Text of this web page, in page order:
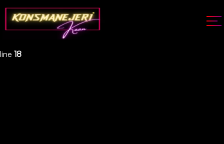
Deprecated: json_decode(): Passing null to parameter #1 ($json)
of type string is deprecated in
/home/konsmenajericom/public_html/api/kontrol/etiket.php
line 18